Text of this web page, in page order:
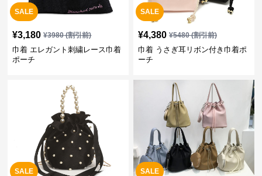
SALE
¥3,180 ¥3980(割引前)
巾着 エレガント刺繍レース巾着
ポーチ
SALE
¥4,380 ¥5480(割引前)
巾着 うさぎ耳リボン付き巾着ポ
ーチ
SALE SALE